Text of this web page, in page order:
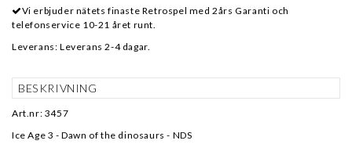
Vi erbjuder nätets finaste Retrospel med 2års Garanti och
telefonservice 10-21 året runt.
Leverans: Leverans 2-4 dagar.
BESKRIVNING
Art.nr: 3457
Ice Age 3 - Dawn of the dinosaurs - NDS